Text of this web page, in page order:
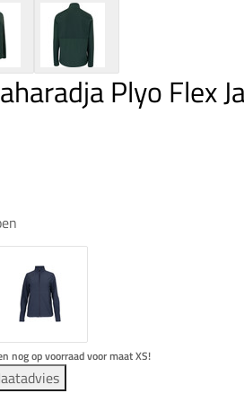
Plyo Flex
nog op voorraad voor maat XS!